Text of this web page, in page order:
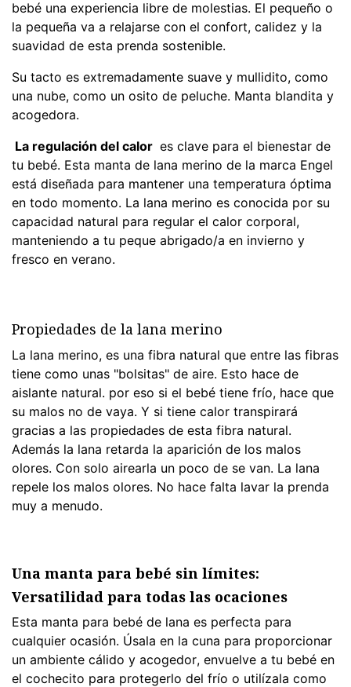
bebé una experiencia libre de molestias. El pequeño o
la pequeña va a relajarse con el confort, calidez y la
suavidad de esta prenda sostenible.
Su tacto es extremadamente suave y mullidito, como
una nube, como un osito de peluche. Manta blandita y
acogedora.
La regulación del calor es clave para el bienestar de
tu bebé. Esta manta de lana merino de la marca Engel
está diseñada para mantener una temperatura óptima
en todo momento. La lana merino es conocida por su
capacidad natural para regular el calor corporal,
manteniendo a tu peque abrigado/a en invierno y
fresco en verano.
Propiedades de la lana merino
La lana merino, es una fibra natural que entre las fibras
tiene como unas "bolsitas" de aire. Esto hace de
aislante natural. por eso si el bebé tiene frío, hace que
su malos no de vaya. Y si tiene calor transpirará
gracias a las propiedades de esta fibra natural.
Además la lana retarda la aparición de los malos
olores. Con solo airearla un poco de se van. La lana
repele los malos olores. No hace falta lavar la prenda
muy a menudo.
Una manta para bebé sin límites:
Versatilidad para todas las ocaciones
Esta manta para bebé de lana es perfecta para
cualquier ocasión. Úsala en la cuna para proporcionar
un ambiente cálido y acogedor, envuelve a tu bebé en
el cochecito para protegerlo del frío o utilízala como